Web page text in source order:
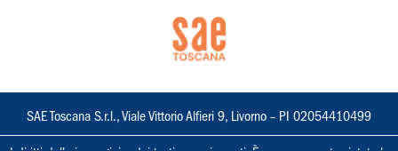
SAE Toscana S.r.l., Viale Vittorio Alfieri 9, Livorno – PI 02054410499